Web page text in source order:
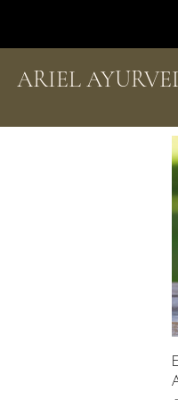
ARIEL